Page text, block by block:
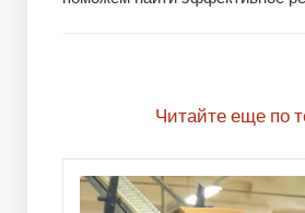
Читайте еще по